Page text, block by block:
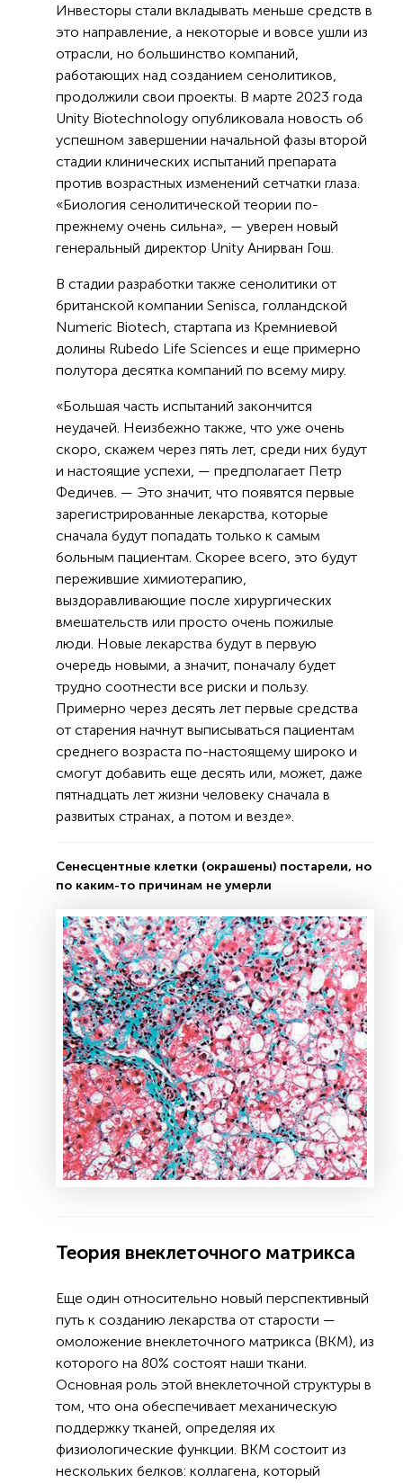
Инвесторы стали вкладывать меньше средств в
это направление, а некоторые и вовсе ушли из
отрасли, но большинство компаний,
работающих над созданием сенолитиков,
продолжили свои проекты. В марте 2023 года
Unity Biotechnology опубликовала новость об
успешном завершении начальной фазы второй
стадии клинических испытаний препарата
против возрастных изменений сетчатки глаза.
«Биология сенолитической теории по-
прежнему очень сильна», — уверен новый
генеральный директор Unity Анирван Гош.
В стадии разработки также сенолитики от
британской компании Senisca, голландской
Numeric Biotech, стартапа из Кремниевой
долины Rubedo Life Sciences и еще примерно
полутора десятка компаний по всему миру.
«Большая часть испытаний закончится
неудачей. Неизбежно также, что уже очень
скоро, скажем через пять лет, среди них будут
и настоящие успехи, — предполагает Петр
Федичев. — Это значит, что появятся первые
зарегистрированные лекарства, которые
сначала будут попадать только к самым
больным пациентам. Скорее всего, это будут
пережившие химиотерапию,
выздоравливающие после хирургических
вмешательств или просто очень пожилые
люди. Новые лекарства будут в первую
очередь новыми, а значит, поначалу будет
трудно соотнести все риски и пользу.
Примерно через десять лет первые средства
от старения начнут выписываться пациентам
среднего возраста по-настоящему широко и
смогут добавить еще десять или, может, даже
пятнадцать лет жизни человеку сначала в
развитых странах, а потом и везде».
Сенесцентные клетки (окрашены) постарели, но
по каким-то причинам не умерли
Теория внеклеточного матрикса
Еще один относительно новый перспективный
путь к созданию лекарства от старости —
омоложение внеклеточного матрикса (ВКМ), из
которого на 80% состоят наши ткани.
Основная роль этой внеклеточной структуры в
том, что она обеспечивает механическую
поддержку тканей, определяя их
физиологические функции. ВКМ состоит из
нескольких белков: коллагена, который